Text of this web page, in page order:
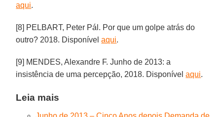
aqui.
[8] PELBART, Peter Pál. Por que um golpe atrás do
outro? 2018. Disponívelaqui.
[9] MENDES, Alexandre F. Junho de 2013: a
insistência de uma percepção, 2018. Disponívelaqui.
Leia mais